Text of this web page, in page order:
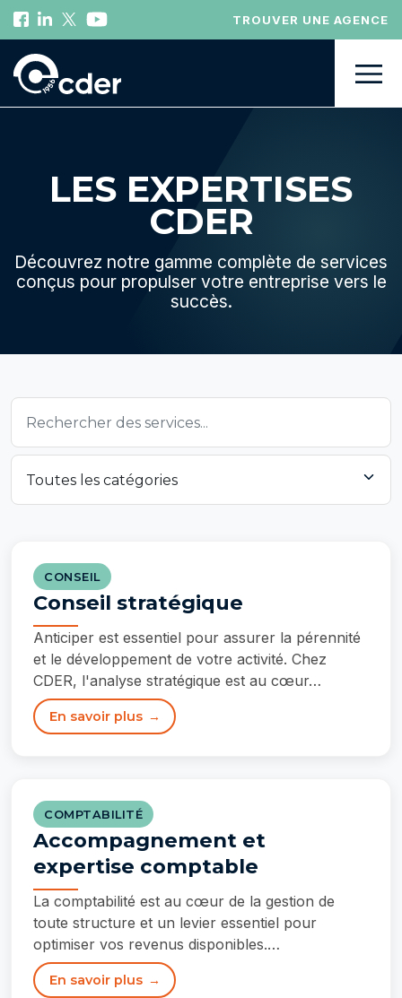
TROUVER UNE AGENCE
LES EXPERTISES
CDER
Découvrez notre gamme complète de services
conçus pour propulser votre entreprise vers le
succès.
CONSEIL
Conseil stratégique
Anticiper est essentiel pour assurer la pérennité
et le développement de votre activité. Chez
CDER, l'analyse stratégique est au cœur…
En savoir plus
COMPTABILITÉ
Accompagnement et
expertise comptable
La comptabilité est au cœur de la gestion de
toute structure et un levier essentiel pour
optimiser vos revenus disponibles.…
En savoir plus